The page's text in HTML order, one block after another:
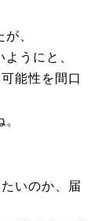
、
うにと、
能性を間口
いのか、届